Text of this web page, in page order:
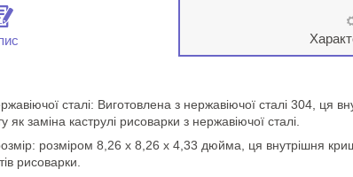
сталі: Виготовлена ​​з нержавіючої сталі 304, ця
заміна каструлі рисоварки з нержавіючої сталі.
розміром 8,26 x 8,26 x 4,33 дюйма, ця внутрішня
рисоварки.